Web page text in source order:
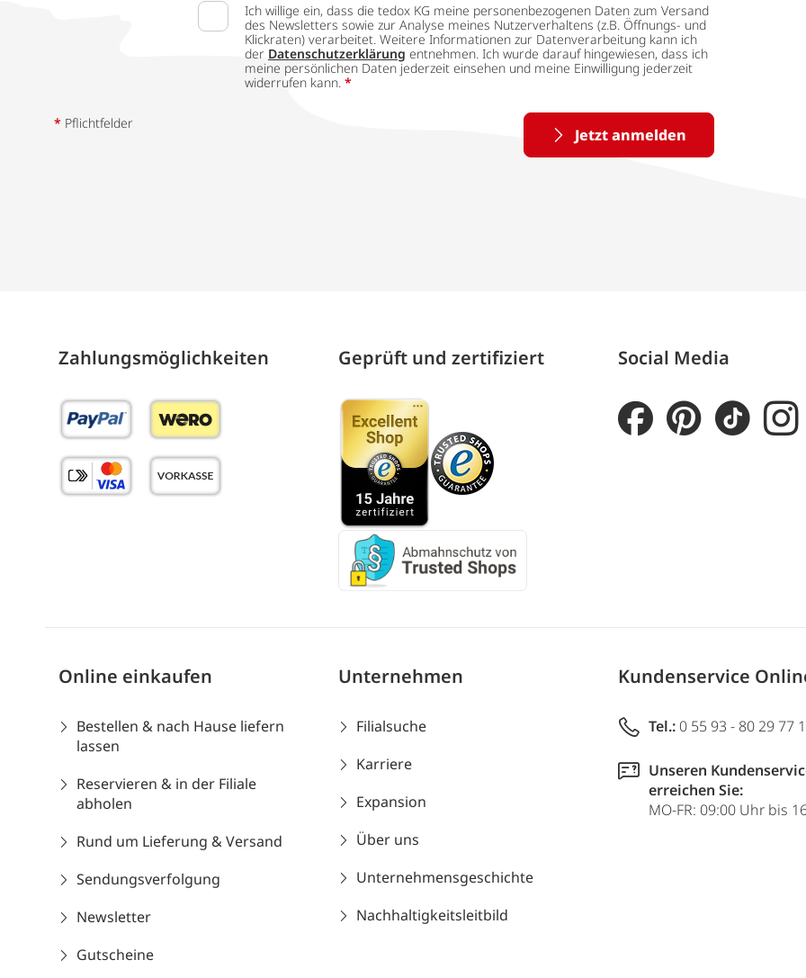
Ich willige ein, dass die tedox KG meine personenbezogenen Daten zum Versand
des Newsletters sowie zur Analyse meines Nutzerverhaltens (z.B. Öffnungs- und
Klickraten) verarbeitet. Weitere Informationen zur Datenverarbeitung kann ich
der Datenschutzerklärung entnehmen. Ich wurde darauf hingewiesen, dass ich
meine persönlichen Daten jederzeit einsehen und meine Einwilligung jederzeit
widerrufen kann. *
Jetzt anmelden
* Pflichtfelder
Zahlungs­möglich­keiten Geprüft und zertifiziert Social Media
Online einkaufen
Bestellen & nach Hause liefern
lassen
Reservieren & in der Filiale
abholen
Rund um Lieferung & Versand
Sendungsverfolgung
Newsletter
Gutscheine
Unternehmen
Filialsuche
Karriere
Expansion
Über uns
Unternehmensgeschichte
Nachhaltigkeitsleitbild
Kundenservice
Tel.: 0 55 93 - 80 29 77
Unseren
erreichen Sie:
MO-FR: 09:00 Uhr bis